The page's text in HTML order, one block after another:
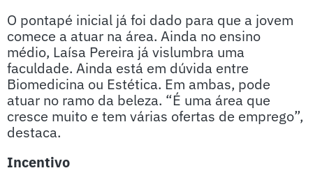
O pontapé inicial já foi dado para que a jovem
comece a atuar na área. Ainda no ensino
médio, Laísa Pereira já vislumbra uma
faculdade. Ainda está em dúvida entre
Biomedicina ou Estética. Em ambas, pode
atuar no ramo da beleza. “É uma área que
cresce muito e tem várias ofertas de emprego”,
destaca.
Incentivo